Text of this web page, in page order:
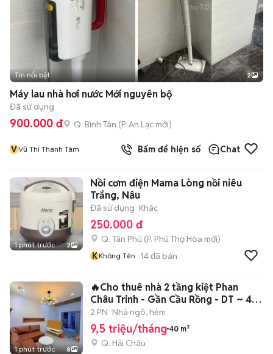
Tin nổi bật 2
Máy lau nhà hơi nước Mới nguyên bộ
Đã sử dụng
900.000 đ Q. Bình Tân (P. An Lạc mới)
VVũ Thi Thanh Tâm Bấm để hiện số Chat
1 phút trước 2
Nồi cơm điện Mama Lòng nồi niêu
Trắng, Nâu
Đã sử dụng Khác
250.000 đ
Q. Tân Phú (P. Phú Thọ Hòa mới)
KKhông Tên 14đã bán
1 phút trước 8
🔥Cho thuê nhà 2 tầng kiệt Phan
Châu Trinh - Gần Cầu Rồng - DT ~ 40
m2
2 PN Nhà ngõ, hẻm
9,5 triệu/tháng 40 m²
Q. Hải Châu